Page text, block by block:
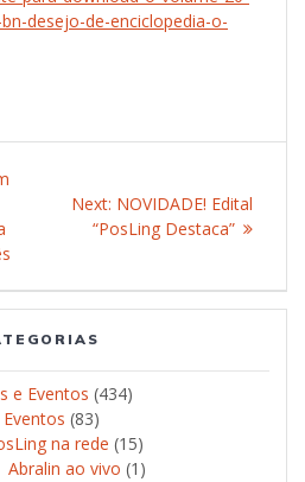
desejo-de-enciclopedia-o-
Next: Next
post:
NOVIDADE! Edital
“PosLing Destaca”
e Eventos (434)
Eventos (83)
na rede (15)
Abralin ao vivo (1)